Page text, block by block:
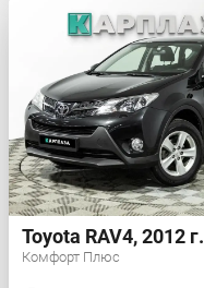
Toyota RAV4, 2012 г.
Комфорт Плюс